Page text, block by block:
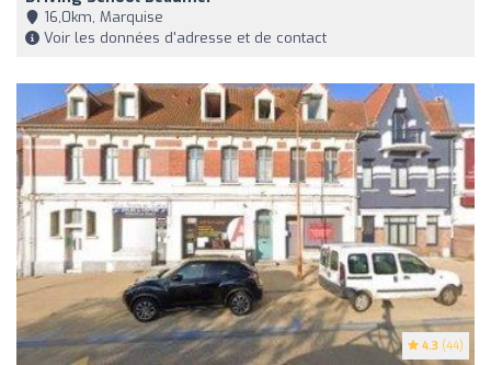
16,0km, Marquise
Voir les données d'adresse et de contact
4.3 (44)